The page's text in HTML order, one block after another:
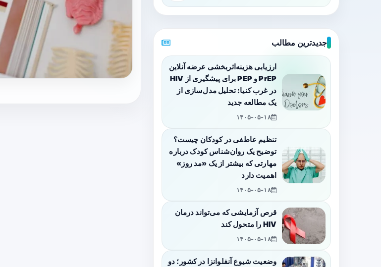
جدیدترین مطالب
ارزیابی هزینه‌اثربخشی عرضه آنلاین
PrEP و PEP برای پیشگیری از HIV
در غرب کنیا: تحلیل مدل‌سازی از
یک مطالعه جدید
۱۴۰۵-۰۵-۱۸
تنظیم عاطفی در کودکان چیست؟
توضیح یک روان‌شناس کودک درباره
مهارتی که بیشتر از یک «مد روز»
اهمیت دارد
۱۴۰۵-۰۵-۱۸
قرص آزمایشی که می‌تواند درمان
HIV را متحول کند
۱۴۰۵-۰۵-۱۸
وضعیت شیوع آنفلوانزا در کشور؛ دو